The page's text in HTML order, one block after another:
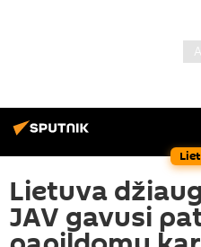
Lietuva
JAV gavusi